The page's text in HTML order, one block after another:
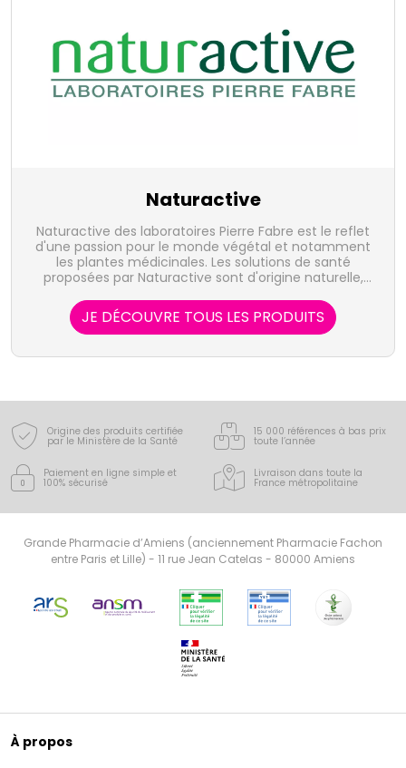
Naturactive
Naturactive des laboratoires Pierre Fabre est le reflet
d'une passion pour le monde végétal et notamment
les plantes médicinales. Les solutions de santé
proposées par Naturactive sont d'origine naturelle,
JE DÉCOUVRE TOUS LES PRODUITS
Origine des produits certifiée
par le Ministère de la Santé
15 000 références à bas prix
toute l’année
Paiement en ligne simple et
100% sécurisé
Livraison dans toute la
France métropolitaine
Grande Pharmacie d’Amiens (anciennement Pharmacie Fachon
entre Paris et Lille) - 11 rue Jean Catelas - 80000 Amiens
À propos